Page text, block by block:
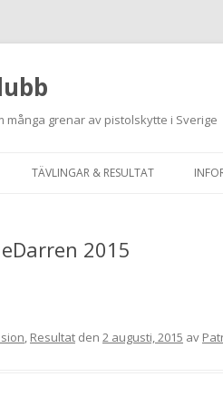
många grenar av pistolskytte i Sverige
till
TÄVLINGAR & RESULTAT
SKJUTPROGRAM 2026
2015
, Resultat den 2 augusti, 2015 av